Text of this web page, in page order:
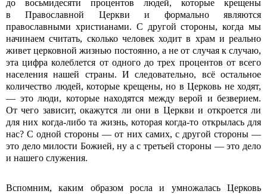
до восьмидесяти процентов людей, которые крещены
в Православной Церкви и формально являются
православными христианами. С другой стороны, когда мы
начинаем считать, сколько человек ходит в храм и реально
живет церковной жизнью постоянно, а не от случая к случаю,
эта цифра колеблется от одного до трех процентов от всего
населения нашей страны. И следовательно, всё остальное
количество людей, которые крещены, но в Церковь не ходят,
— это люди, которые находятся между верой и безверием.
От чего зависит, окажутся ли они в Церкви и откроется ли
для них когда-либо та жизнь, которая когда-то открылась для
нас? С одной стороны — от них самих, с другой стороны —
это дело милости Божией, ну а с третьей стороны — это дело
и нашего служения.
Вспомним, каким образом росла и умножалась Церковь